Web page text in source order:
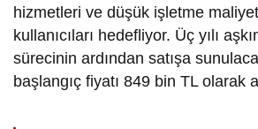
hizmetleri ve düşük işletme
kullanıcıları hedefliyor. Üç yılı
sürecinin ardından satışa
başlangıç fiyatı 849 bin TL olarak